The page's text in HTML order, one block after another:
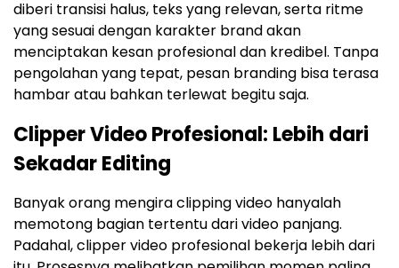
diberi transisi halus, teks yang relevan, serta ritme
yang sesuai dengan karakter brand akan
menciptakan kesan profesional dan kredibel. Tanpa
pengolahan yang tepat, pesan branding bisa terasa
hambar atau bahkan terlewat begitu saja.
Clipper Video Profesional: Lebih dari
Sekadar Editing
Banyak orang mengira clipping video hanyalah
memotong bagian tertentu dari video panjang.
Padahal, clipper video profesional bekerja lebih dari